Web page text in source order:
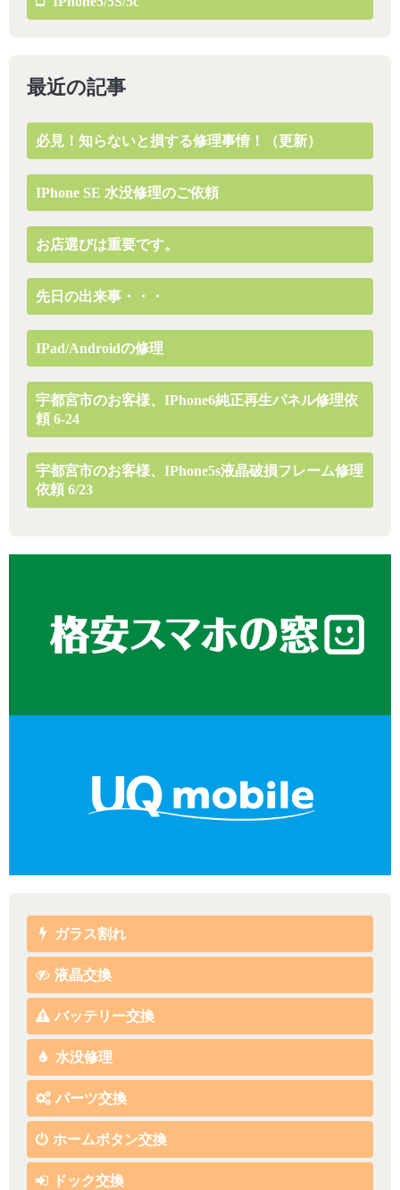
最近の記事
必見！知らないと損する修理事情！（更新）
IPhone SE 水没修理のご依頼
お店選びは重要です。
先日の出来事・・・
IPad/Androidの修理
宇都宮市のお客様、iPhone6純正再生パネル修理依
頼 6-24
宇都宮市のお客様、iPhone5s液晶破損フレーム修理
依頼 6/23
ガラス割れ
液晶交換
バッテリー交換
水没修理
パーツ交換
ホームボタン交換
ドック交換